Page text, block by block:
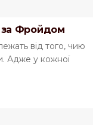
за Фройдом
від того, чию
Адже у кожної